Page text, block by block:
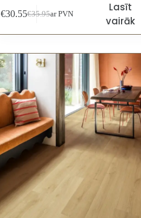
€35.95
€30.55 ar PVN
Lasīt
vairāk